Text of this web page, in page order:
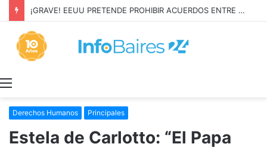
¡GRAVE! EEUU PRETENDE PROHIBIR ACUERDOS ENTRE CHINA Y UNA COOPERATIVA EN NEUQUÉN
Derechos Humanos Principales
Estela de Carlotto: “El Papa